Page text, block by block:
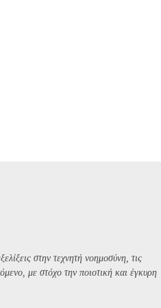
στην τεχνητή νοημοσύνη, τις
με στόχο την ποιοτική και έγκυρη